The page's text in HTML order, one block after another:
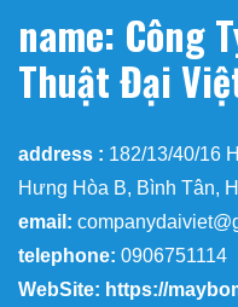
name: Công
Thuật Đại
address : 182/13/40/16
Hưng Hòa B, Bình Tân,
email:
telephone: 0906751114
WebSite: https://